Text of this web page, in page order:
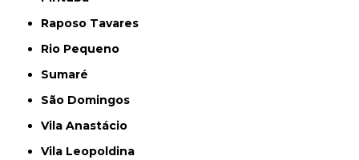
Raposo Tavares
Rio Pequeno
Sumaré
São Domingos
Vila Anastácio
Vila Leopoldina